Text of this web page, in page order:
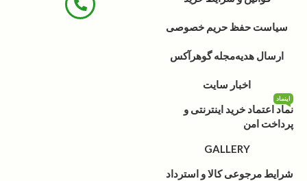
سیاست حفظ حریم خصوصی
ارسال هدیهمجله گوهرآکس
اخبار سایت
نماد اعتماد خرید اینترنتی و
پرداخت امن
اینماد
GALLERY
شرایط مرجوعی کالا و استرداد